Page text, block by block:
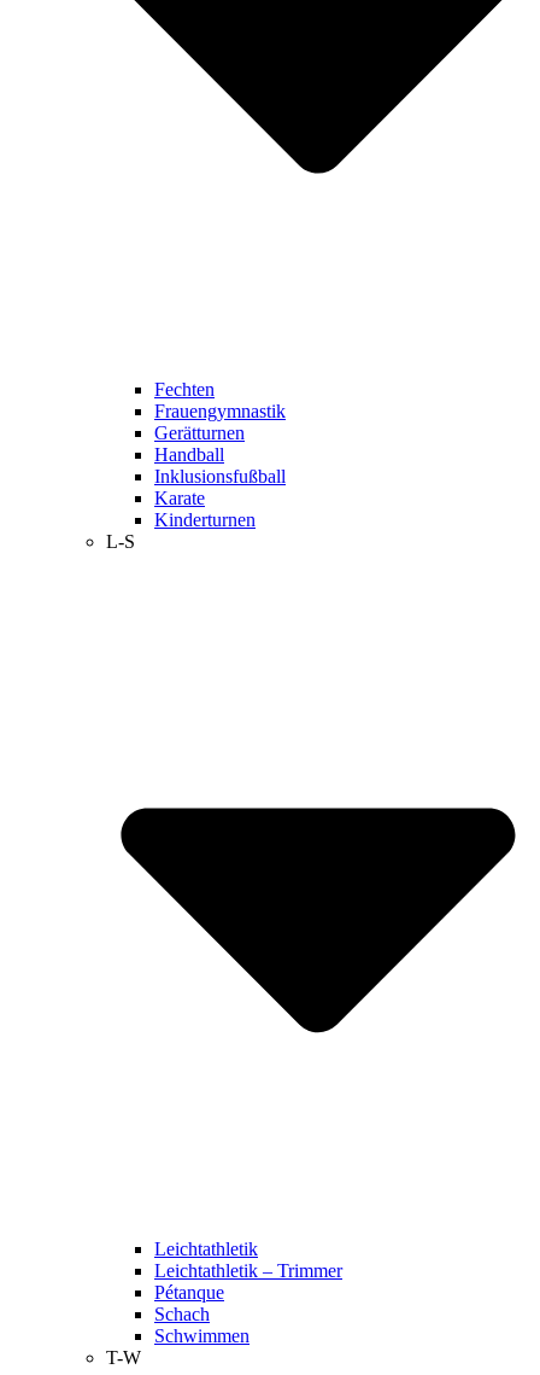
Fechten
Frauengymnastik
Gerätturnen
Handball
Inklusionsfußball
Karate
Kinderturnen
L-S
Leichtathletik
Leichtathletik – Trimmer
Pétanque
Schach
Schwimmen
T-W